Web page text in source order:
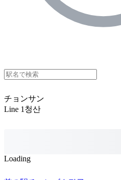
チョンサン
Line 1 청산
Loading